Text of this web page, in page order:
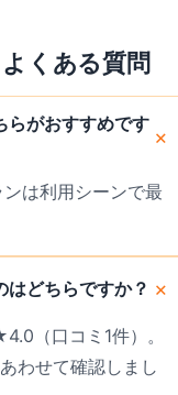
くある質問
らがおすすめです
は利用シーンで最
どちらですか？
（口コミ1件）。
わせて確認しまし